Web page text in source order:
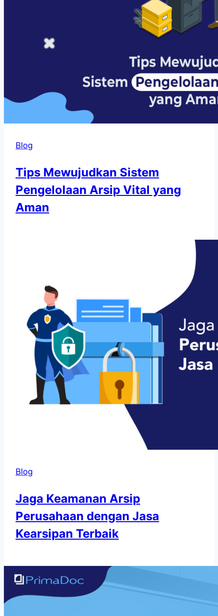
Blog
Tips Mewujudkan Sistem
Pengelolaan Arsip Vital yang
Aman
Blog
Jaga Keamanan Arsip
Perusahaan dengan Jasa
Kearsipan Terbaik